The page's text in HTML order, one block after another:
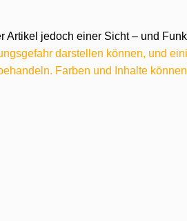
jedoch einer Sicht – und
darstellen können, und
Farben und Inhalte